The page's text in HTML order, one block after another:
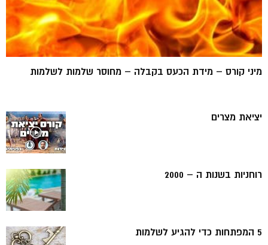
מיני קורס – מידת הכעס בקבלה – מחוסר שלמות לשלמות
יציאת מצרים
רוחניות בשנות ה – 2000
5 המפתחות כדי להגיע לשלמות